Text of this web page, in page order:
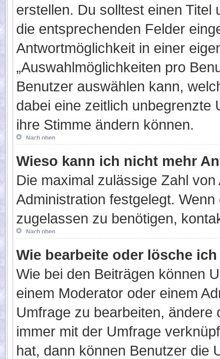
erstellen. Du solltest einen
die entsprechenden Felder
Antwortmöglichkeit in einer
„Auswahlmöglichkeiten pro
Benutzer auswählen kann,
dabei eine zeitlich unbegrenzte
ihre Stimme ändern können.
Nach oben
Wieso kann ich nicht mehr
Die maximal zulässige Zahl
Administration festgelegt.
zugelassen zu benötigen,
Nach oben
Wie bearbeite oder lösche
Wie bei den Beiträgen können
einem Moderator oder einem
Umfrage zu bearbeiten,
immer mit der Umfrage
hat, dann können Benutzer die